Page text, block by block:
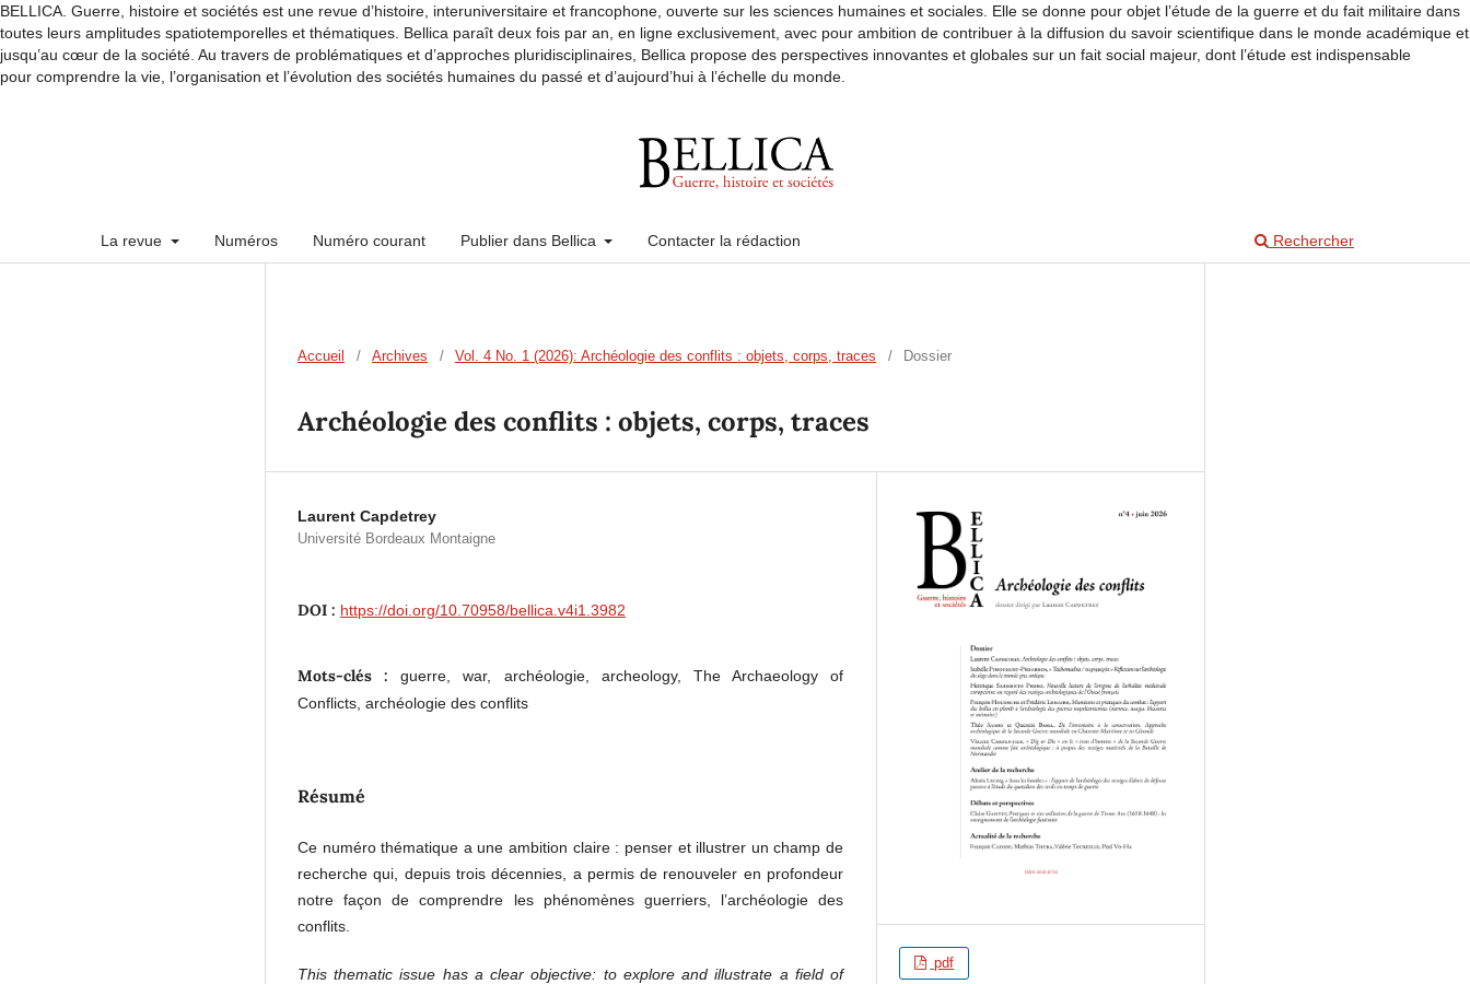
BELLICA. Guerre, histoire et sociétés est une revue d’histoire, interuniversitaire et francophone, ouverte sur les sciences humaines et sociales. Elle se donne pour objet l’étude de la guerre et du fait militaire dans
toutes leurs amplitudes spatiotemporelles et thématiques. Bellica paraît deux fois par an, en ligne exclusivement, avec pour ambition de contribuer à la diffusion du savoir scientifique dans le monde académique et
jusqu’au cœur de la société. Au travers de problématiques et d’approches pluridisciplinaires, Bellica propose des perspectives innovantes et globales sur un fait social majeur, dont l’étude est indispensable
pour comprendre la vie, l’organisation et l’évolution des sociétés humaines du passé et d’aujourd’hui à l’échelle du monde.
La revue Numéros Numéro courant Publier dans Bellica Contacter la rédaction Rechercher
Accueil / Archives / Vol. 4 No. 1 (2026): Archéologie des conflits : objets, corps, traces / Dossier
Archéologie des conflits : objets, corps, traces
Laurent Capdetrey
Université Bordeaux Montaigne
DOI : https://doi.org/10.70958/bellica.v4i1.3982
Mots-clés :guerre, war, archéologie, archeology, The Archaeology of
Conflicts, archéologie des conflits
Résumé
Ce numéro thématique a une ambition claire : penser et illustrer un champ de
recherche qui, depuis trois décennies, a permis de renouveler en profondeur
notre façon de comprendre les phénomènes guerriers, l’archéologie des
conflits.
This thematic issue has a clear objective: to explore and illustrate a field of
pdf